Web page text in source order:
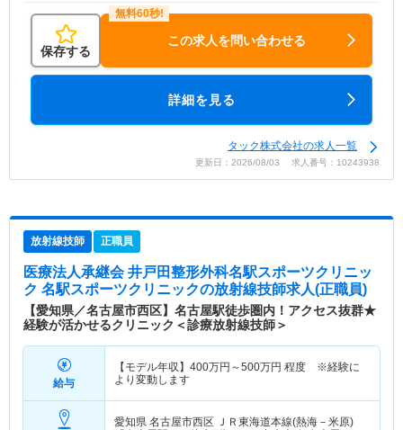
保存する
この求人を問い合わせる
詳細を見る
タック株式会社の求人一覧
更新日：2026/08/03 求人番号：10243938
放射線技師 正職員
医療法人承継会 井戸田整形外科名駅スポーツクリニッ
ク 名駅スポーツクリニックの放射線技師求人(正職員)
【愛知県／名古屋市西区】名古屋駅徒歩圏内！アクセス抜群★
経験が活かせるクリニック＜診療放射線技師＞
給与
【モデル年収】 400万円～500万円 程度 ※経験に
より変動します
愛知県 名古屋市西区 ＪＲ東海道本線(熱海－米原)